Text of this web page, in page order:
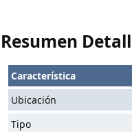
Resumen
Característica
Ubicación
Tipo